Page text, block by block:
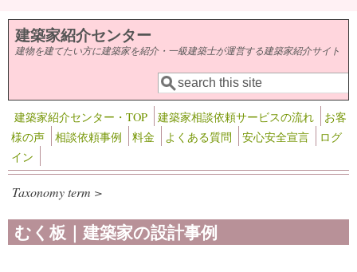
メインコンテンツに移動
建築家紹介センター
建物を建てたい方に建築家を紹介・一級建築士が運営する建築家紹介サイト
検索フォーム
検索
建築家紹介センター・TOP 建築家相談依頼サービスの流れ
お客
様の声
相談依頼事例 料金 よくある質問 安心安全宣言
ログ
イン
Taxonomy term >
むく板｜建築家の設計事例